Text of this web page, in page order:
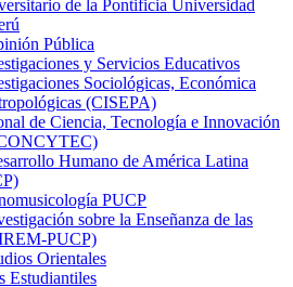
de la Pontificia Universidad
Pública
y Servicios Educativos
Sociológicas, Económica
(CISEPA)
de Ciencia, Tecnología e Innovación
Humano de América Latina
PUCP
sobre la Enseñanza de las
PUCP)
Orientales
Estudiantiles